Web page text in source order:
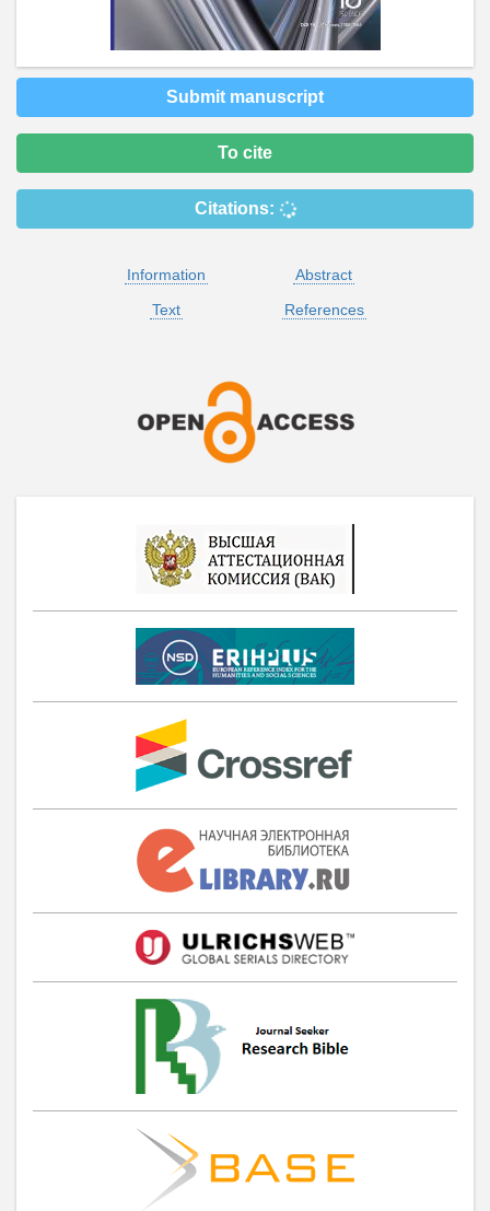
Submit manuscript
To cite
Citations:
Information
Abstract
Text
References